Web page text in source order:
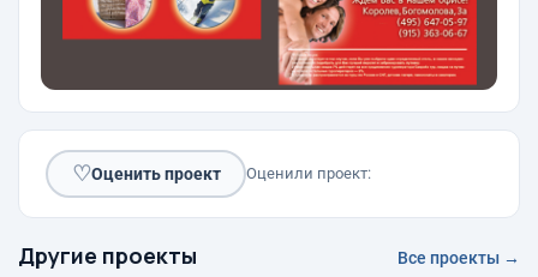
♡Оценить проект Оценили проект:
Другие проекты Все проекты →